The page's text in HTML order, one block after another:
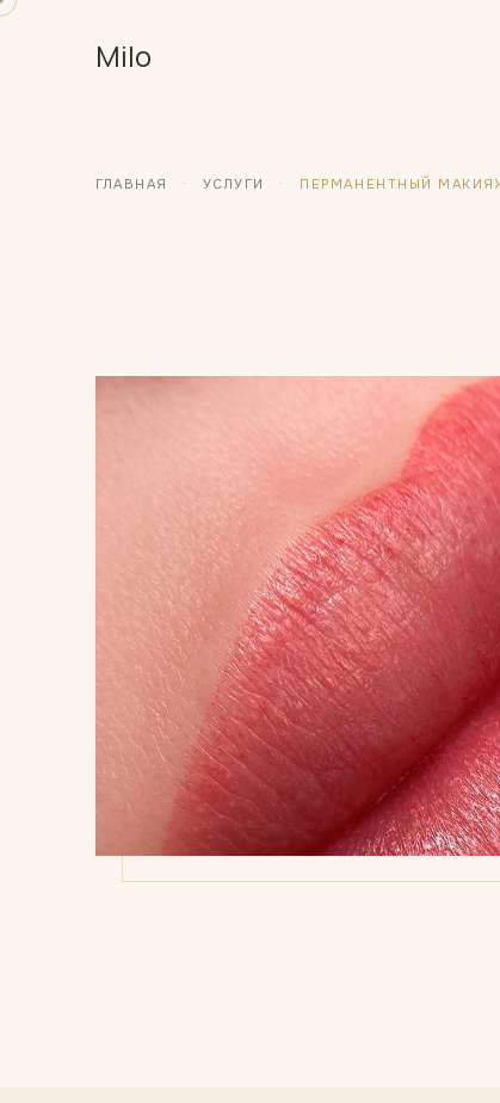
Milo
ГЛАВНАЯ · УСЛУГИ · ПЕРМАНЕНТНЫЙ